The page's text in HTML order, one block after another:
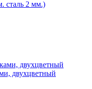
сталь 2 мм.)
двухцветный